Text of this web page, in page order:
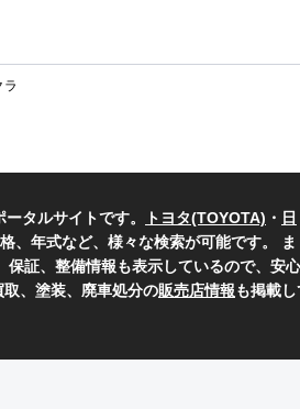
ラ
タルサイトです。 トヨタ(TOYOTA) ・ 日
、年式など、様々な検索が可能です。 ま
証、整備情報も表示しているので、安
、塗装、廃車処分の販売店情報も掲載し